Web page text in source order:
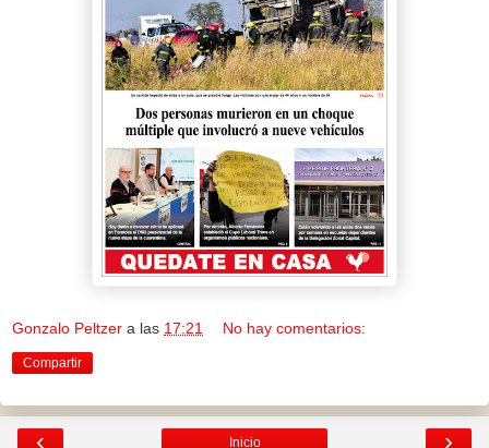
Gonzalo Peltzer a las 17:21 No hay comentarios:
Compartir
‹ ›
Inicio